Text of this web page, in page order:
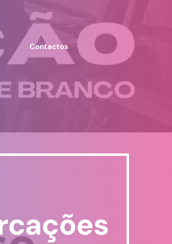
Contactos